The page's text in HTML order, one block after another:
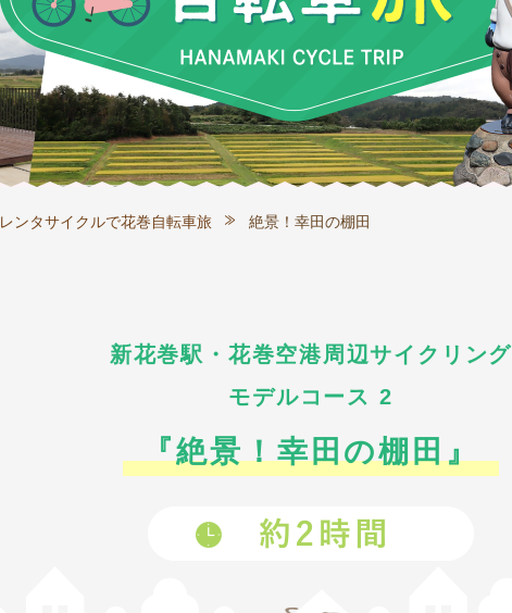
レンタサイクルで花巻自転車旅 絶景！幸田の棚田
新花巻駅・花巻空港周辺サイクリング
モデルコース 2
『絶景！幸田の棚田』